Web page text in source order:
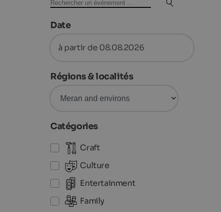
Date
à partir de 08.08.2026
Régions & localités
Catégories
Craft
Culture
Entertainment
Family